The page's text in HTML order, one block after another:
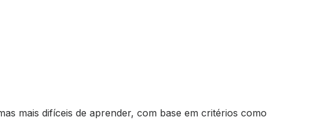
mais difíceis de aprender, com base em critérios como